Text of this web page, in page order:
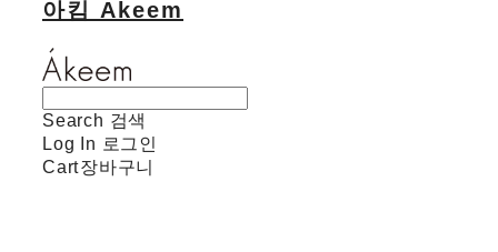
아킴 Akeem
Search 검색
Log In 로그인
Cart장바구니